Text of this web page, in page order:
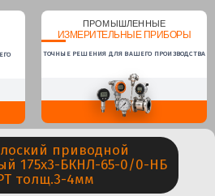
ПРОМЫШЛЕННЫЕ
ИЗМЕРИТЕЛЬНЫЕ ПРИБОРЫ
ТОЧНЫЕ РЕШЕНИЯ ДЛЯ ВАШЕГО ПРОИЗВОДСТВА
приводной
175х3-БКНЛ-65-0/0-НБ
толщ.3-4мм